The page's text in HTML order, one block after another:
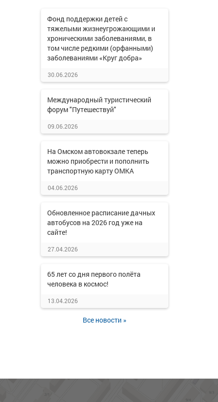
Фонд поддержки детей с
тяжелыми жизнеугрожающими и
хроническими заболеваниями, в
том числе редкими (орфанными)
заболеваниями «Круг добра»
30.06.2026
Международный туристический
форум "Путешествуй"
09.06.2026
На Омском автовокзале теперь
можно приобрести и пополнить
транспортную карту ОМКА
04.06.2026
Обновленное расписание дачных
автобусов на 2026 год уже на
сайте!
27.04.2026
65 лет со дня первого полёта
человека в космос!
13.04.2026
Все новости »